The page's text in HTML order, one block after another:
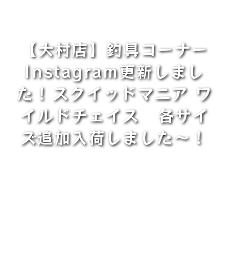
【大村店】釣具コーナー
Instagram更新しまし
た！⁡スクイッドマニア ワ
イルドチェイス⁡ ⁡⁡ ⁡各サイ
ズ追加入荷しました〜！⁡